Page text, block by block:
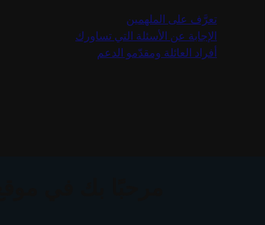
تعرَّف على الملهمين
الإجابة عن الأسئلة التي تساورك
أفراد العائلة ومقدّمو الدعم